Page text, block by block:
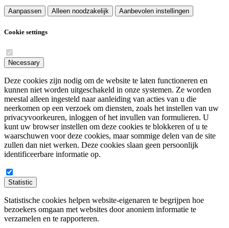
Aanpassen Alleen noodzakelijk Aanbevolen instellingen
Cookie settings
Necessary
Deze cookies zijn nodig om de website te laten functioneren en
kunnen niet worden uitgeschakeld in onze systemen. Ze worden
meestal alleen ingesteld naar aanleiding van acties van u die
neerkomen op een verzoek om diensten, zoals het instellen van uw
privacyvoorkeuren, inloggen of het invullen van formulieren. U
kunt uw browser instellen om deze cookies te blokkeren of u te
waarschuwen voor deze cookies, maar sommige delen van de site
zullen dan niet werken. Deze cookies slaan geen persoonlijk
identificeerbare informatie op.
Statistic
Statistische cookies helpen website-eigenaren te begrijpen hoe
bezoekers omgaan met websites door anoniem informatie te
verzamelen en te rapporteren.